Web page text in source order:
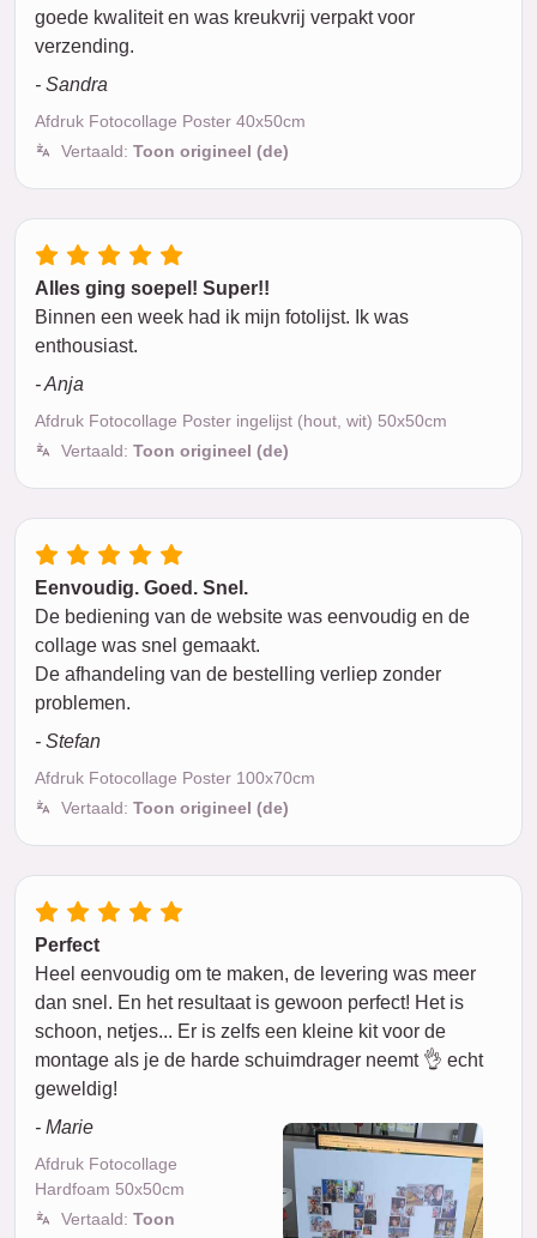
goede kwaliteit en was kreukvrij verpakt voor
verzending.
- Sandra
Afdruk Fotocollage Poster 40x50cm
Vertaald: Toon origineel (de)
Alles ging soepel! Super!!
Binnen een week had ik mijn fotolijst. Ik was
enthousiast.
- Anja
Afdruk Fotocollage Poster ingelijst (hout, wit) 50x50cm
Vertaald: Toon origineel (de)
Eenvoudig. Goed. Snel.
De bediening van de website was eenvoudig en de
collage was snel gemaakt.
De afhandeling van de bestelling verliep zonder
problemen.
- Stefan
Afdruk Fotocollage Poster 100x70cm
Vertaald: Toon origineel (de)
Perfect
Heel eenvoudig om te maken, de levering was meer
dan snel. En het resultaat is gewoon perfect! Het is
schoon, netjes... Er is zelfs een kleine kit voor de
montage als je de harde schuimdrager neemt 👌 echt
geweldig!
- Marie
Afdruk Fotocollage
Hardfoam 50x50cm
Vertaald: Toon